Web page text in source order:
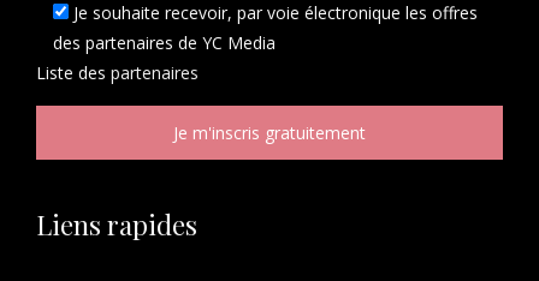
Je souhaite recevoir, par voie électronique les offres
des partenaires de YC Media
Liste des partenaires
Liens rapides